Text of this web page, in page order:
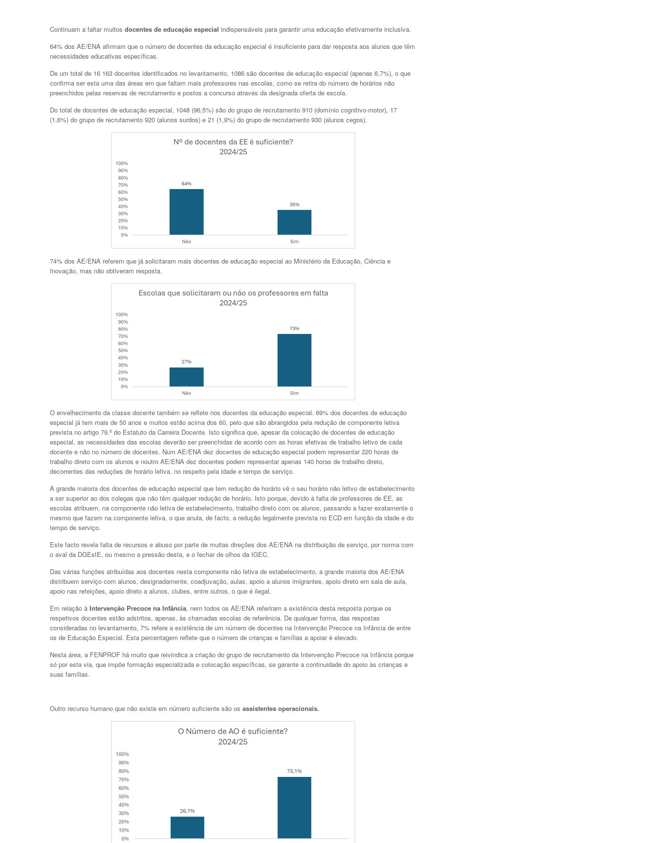
Continuam a faltar muitos docentes de educação especial indispensáveis para garantir uma educação efetivamente inclusiva.
64% dos AE/ENA afirmam que o número de docentes da educação especial é insuficiente para dar resposta aos alunos que têm
necessidades educativas específicas.
De um total de 16 163 docentes identificados no levantamento, 1086 são docentes de educação especial (apenas 6,7%), o que
confirma ser esta uma das áreas em que faltam mais professores nas escolas, como se retira do número de horários não
preenchidos pelas reservas de recrutamento e postos a concurso através da designada oferta de escola.
Do total de docentes de educação especial, 1048 (96,5%) são do grupo de recrutamento 910 (domínio cognitivo-motor), 17
(1,6%) do grupo de recrutamento 920 (alunos surdos) e 21 (1,9%) do grupo de recrutamento 930 (alunos cegos).
74% dos AE/ENA referem que já solicitaram mais docentes de educação especial ao Ministério da Educação, Ciência e
Inovação, mas não obtiveram resposta.
O envelhecimento da classe docente também se reflete nos docentes da educação especial. 69% dos docentes de educação
especial já tem mais de 50 anos e muitos estão acima dos 60, pelo que são abrangidos pela redução de componente letiva
prevista no artigo 79.º do Estatuto da Carreira Docente. Isto significa que, apesar da colocação de docentes de educação
especial, as necessidades das escolas deverão ser preenchidas de acordo com as horas efetivas de trabalho letivo de cada
docente e não no número de docentes. Num AE/ENA dez docentes de educação especial podem representar 220 horas de
trabalho direto com os alunos e noutro AE/ENA dez docentes podem representar apenas 140 horas de trabalho direto,
decorrentes das reduções de horário letiva, no respeito pela idade e tempo de serviço.
A grande maioria dos docentes de educação especial que tem redução de horário vê o seu horário não letivo de estabelecimento
a ser superior ao dos colegas que não têm qualquer redução de horário. Isto porque, devido à falta de professores de EE, as
escolas atribuem, na componente não letiva de estabelecimento, trabalho direto com os alunos, passando a fazer exatamente o
mesmo que fazem na componente letiva, o que anula, de facto, a redução legalmente prevista no ECD em função da idade e do
tempo de serviço.
Este facto revela falta de recursos e abuso por parte de muitas direções dos AE/ENA na distribuição de serviço, por norma com
o aval da DGEstE, ou mesmo a pressão desta, e o fechar de olhos da IGEC.
Das várias funções atribuídas aos docentes nesta componente não letiva de estabelecimento, a grande maioria dos AE/ENA
distribuem serviço com alunos, designadamente, coadjuvação, aulas, apoio a alunos imigrantes, apoio direto em sala de aula,
apoio nas refeições, apoio direto a alunos, clubes, entre outros, o que é ilegal.
Em relação à Intervenção Precoce na Infância, nem todos os AE/ENA referiram a existência desta resposta porque os
respetivos docentes estão adstritos, apenas, às chamadas escolas de referência. De qualquer forma, das respostas
consideradas no levantamento, 7% refere a existência de um número de docentes na Intervenção Precoce na Infância de entre
os de Educação Especial. Esta percentagem reflete que o número de crianças e famílias a apoiar é elevado.
Nesta área, a FENPROF há muito que reivindica a criação do grupo de recrutamento da Intervenção Precoce na Infância porque
só por esta via, que impõe formação especializada e colocação específicas, se garante a continuidade do apoio às crianças e
suas famílias.
Outro recurso humano que não existe em número suficiente são os assistentes operacionais.